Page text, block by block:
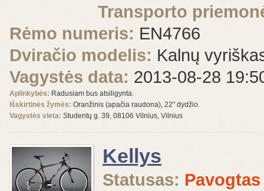
Transporto
Rėmo numeris: EN4766
Dviračio modelis: Kalnų
Vagystės data: 2013-08-28
Aplinkybės: Radusiam bus atsiligynta.
Išskirtinės žymės: Oranžinis (apačia raudona), 22" dydžio.
Vagystės vieta: Studentų g. 39, 08106 Vilnius, Vilnius
Kellys
Statusas: Pavogtas